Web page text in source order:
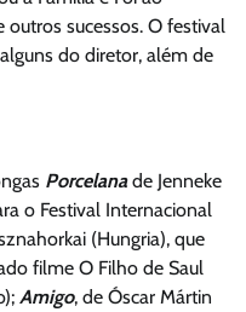
outros sucessos. O festival
do diretor, além de
Porcelanade Jenneke
o Festival Internacional
(Hungria), que
filme O Filho de Saul
Amigo, de Óscar Mártin